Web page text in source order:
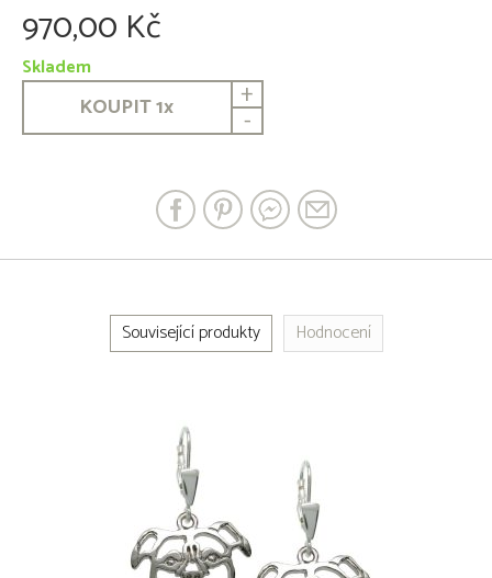
970,00 Kč
Skladem
KOUPIT1x +
-
Související produkty Hodnocení